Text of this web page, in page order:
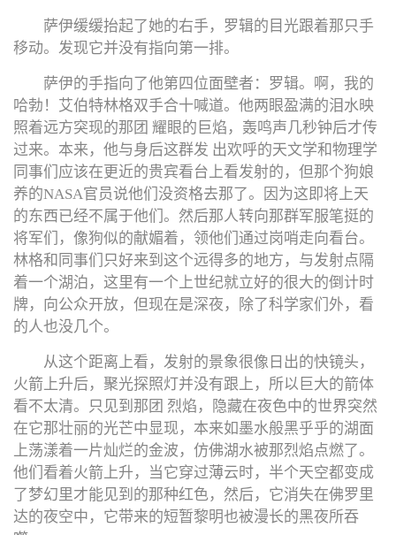
萨伊缓缓抬起了她的右手，罗辑的目光跟着那只手
移动。发现它并没有指向第一排。
萨伊的手指向了他第四位面壁者：罗辑。啊，我的
哈勃！艾伯特林格双手合十喊道。他两眼盈满的泪水映
照着远方突现的那团 耀眼的巨焰，轰鸣声几秒钟后才传
过来。本来，他与身后这群发 出欢呼的天文学和物理学
同事们应该在更近的贵宾看台上看发射的，但那个狗娘
养的NASA官员说他们没资格去那了。因为这即将上天
的东西已经不属于他们。然后那人转向那群军服笔挺的
将军们，像狗似的献媚着，领他们通过岗哨走向看台。
林格和同事们只好来到这个远得多的地方，与发射点隔
着一个湖泊，这里有一个上世纪就立好的很大的倒计时
牌，向公众开放，但现在是深夜，除了科学家们外，看
的人也没几个。
从这个距离上看，发射的景象很像日出的快镜头，
火箭上升后，聚光探照灯并没有跟上，所以巨大的箭体
看不太清。只见到那团 烈焰，隐藏在夜色中的世界突然
在它那壮丽的光芒中显现，本来如墨水般黑乎乎的湖面
上荡漾着一片灿烂的金波，仿佛湖水被那烈焰点燃了。
他们看着火箭上升，当它穿过薄云时，半个天空都变成
了梦幻里才能见到的那种红色，然后，它消失在佛罗里
达的夜空中，它带来的短暂黎明也被漫长的黑夜所吞